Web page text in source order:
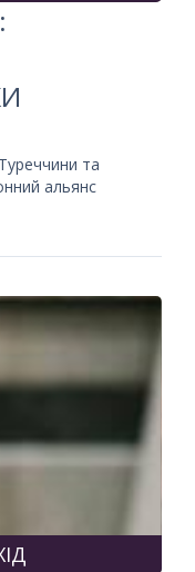
та
альянс